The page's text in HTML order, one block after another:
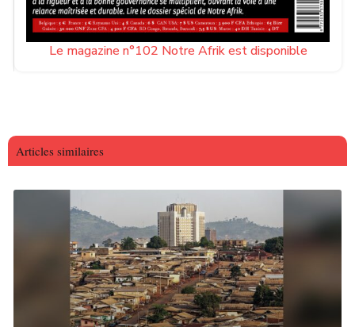
Le magazine n°102 Notre Afrik est disponible
Articles similaires